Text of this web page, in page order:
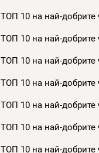
ТОП 10 на най-добрите
ТОП 10 на най-добрите
ТОП 10 на най-добрите
ТОП 10 на най-добрите
ТОП 10 на най-добрите
ТОП 10 на най-добрите
ТОП 10 на най-добрите